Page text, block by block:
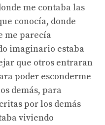
me contaba las
conocía, donde
me parecía
imaginario estaba
que otros entraran
poder esconderme
demás, para
por los demás
viviendo